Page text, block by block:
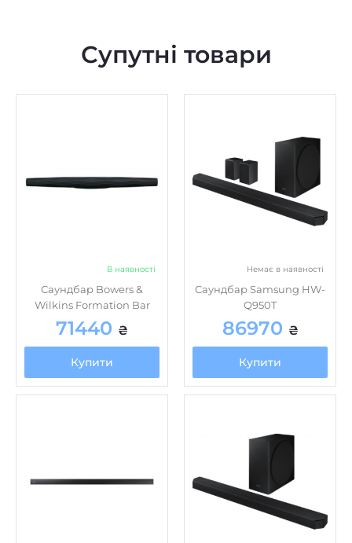
Саундбар Bowers &
71440₴
Купити
Саундбар Samsung HW-
86970
Купити